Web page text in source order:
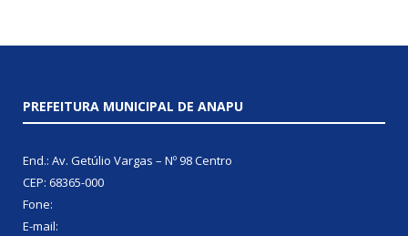
PREFEITURA MUNICIPAL DE ANAPU
End.: Av. Getúlio Vargas – Nº 98 Centro
CEP: 68365-000
Fone:
E-mail: